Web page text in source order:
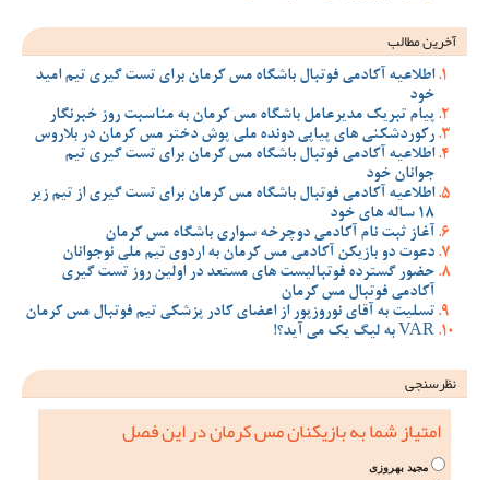
آخرین مطالب
اطلاعیه آکادمی فوتبال باشگاه مس کرمان برای تست گیری تیم امید
خود
پیام تبریک مدیرعامل باشگاه مس کرمان به مناسبت روز خبرنگار
رکوردشکنی های پیاپی دونده ملی پوش دختر مس کرمان در بلاروس
اطلاعیه آکادمی فوتبال باشگاه مس کرمان برای تست گیری تیم
جوانان خود
اطلاعیه آکادمی فوتبال باشگاه مس کرمان برای تست گیری از تیم زیر
18 ساله های خود
آغاز ثبت نام آکادمی دوچرخه سواری باشگاه مس کرمان
دعوت دو بازیکن آکادمی مس کرمان به اردوی تیم ملی نوجوانان
حضور گسترده فوتبالیست های مستعد در اولین روز تست گیری
آکادمی فوتبال مس کرمان
تسلیت به آقای نوروزپور از اعضای کادر پزشکی تیم فوتبال مس کرمان
VAR به لیگ یک می آید؟!
نظرسنجی
امتیاز شما به بازیکنان مس کرمان در این فصل
مجید بهروزی